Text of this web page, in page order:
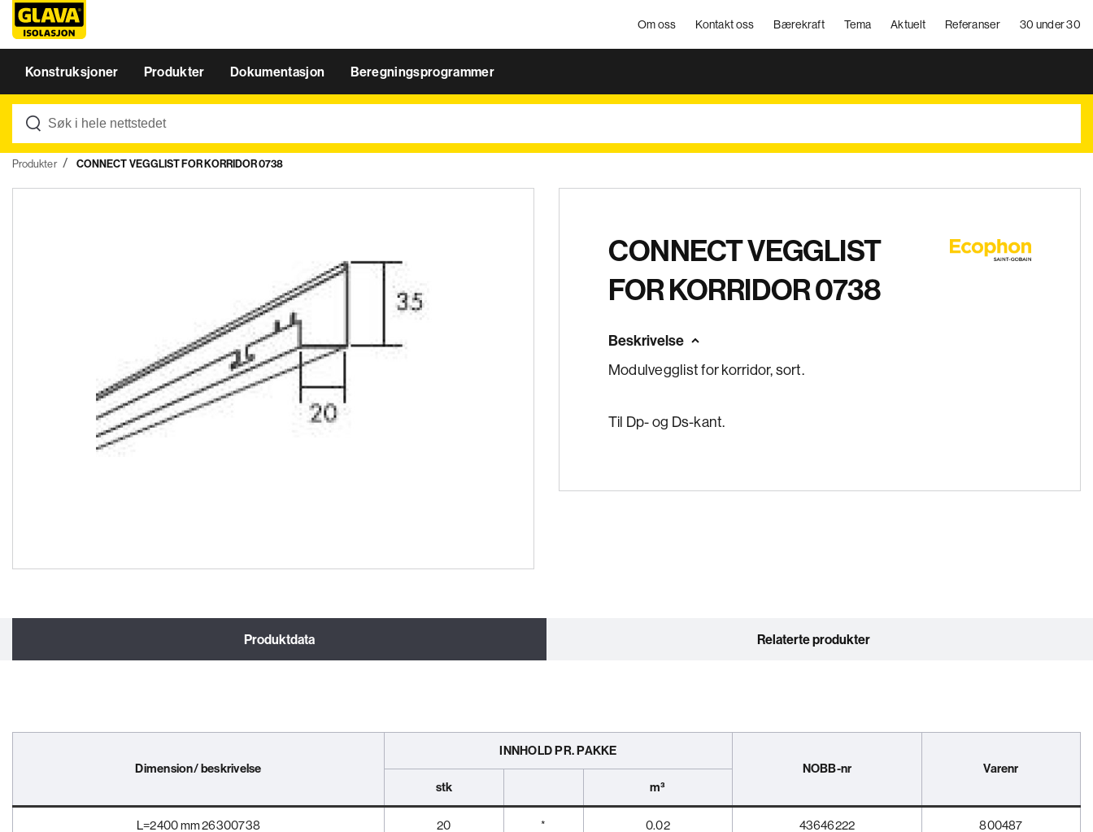
Om oss Kontakt oss Bærekraft Tema Aktuelt Referanser 30 under 30
Konstruksjoner Produkter Dokumentasjon Beregningsprogrammer
Produkter CONNECT VEGGLIST FOR KORRIDOR 0738
CONNECT VEGGLIST
FOR KORRIDOR 0738
Beskrivelse
Modulvegglist for korridor, sort.
Til Dp- og Ds-kant.
Produktdata Relaterte produkter
Dimension/ beskrivelse
INNHOLD PR. PAKKE
NOBB-nr
Varenr
stk
m³
L=2400 mm 26300738 20 * 0.02 43646222 800487